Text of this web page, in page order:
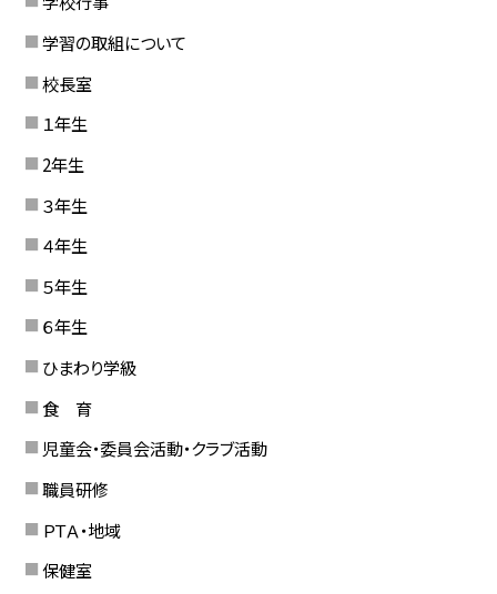
学習の取組について
校長室
１年生
2年生
３年生
４年生
５年生
６年生
ひまわり学級
食 育
児童会・委員会活動・クラブ活動
職員研修
ＰＴＡ・地域
保健室